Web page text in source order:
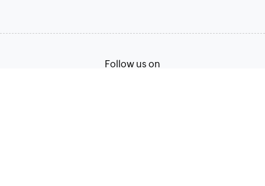
Follow us on